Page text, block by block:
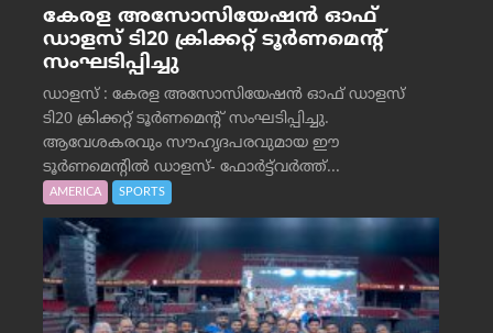
കേരള അസോസിയേഷൻ ഓഫ്
ഡാളസ് ടി20 ക്രിക്കറ്റ് ടൂർണമെന്റ്
സംഘടിപ്പിച്ചു
ഡാളസ് : കേരള അസോസിയേഷൻ ഓഫ് ഡാളസ്
ടി20 ക്രിക്കറ്റ് ടൂർണമെന്റ് സംഘടിപ്പിച്ചു.
ആവേശകരവും സൗഹൃദപരവുമായ ഈ
ടൂർണമെന്റിൽ ഡാളസ്- ഫോർട്ട്‌വര്‍ത്ത്...
AMERICA SPORTS